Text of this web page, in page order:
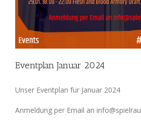
Eventplan Januar 2024
Unser Eventplan für Januar 2024
Anmeldung per Email an